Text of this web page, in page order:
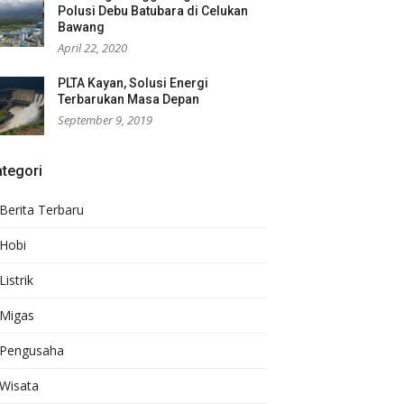
Polusi Debu Batubara di Celukan
Bawang
April 22, 2020
PLTA Kayan, Solusi Energi
Terbarukan Masa Depan
September 9, 2019
Berita Terbaru
Hobi
Listrik
Migas
Pengusaha
Wisata